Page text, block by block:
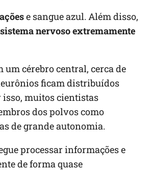
e sangue azul. Além disso,
sistema nervoso extremamente
um cérebro central, cerca de
ficam distribuídos
isso, muitos cientistas
dos polvos como
de grande autonomia.
processar informações e
de forma quase